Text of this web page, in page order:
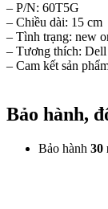
– P/N: 60T5G
– Chiều dài: 15 cm
– Tình trạng: new
– Tương thích:
– Cam kết sản
Bảo hành,
Bảo hành 30